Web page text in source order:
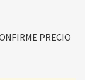
PRECIO